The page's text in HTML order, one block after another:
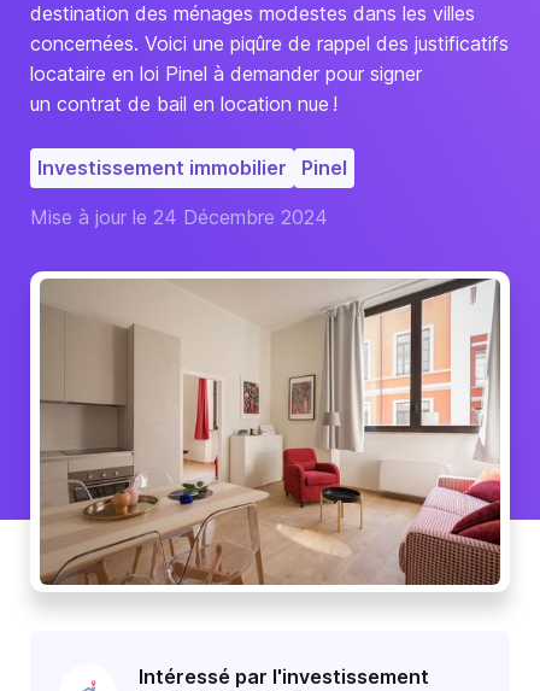
destination des ménages modestes dans les villes
concernées. Voici une piqûre de rappel des justificatifs
locataire en loi Pinel à demander pour signer
un contrat de bail en location nue !
Investissement immobilier Pinel
Mise à jour le 24 Décembre 2024
Intéressé par l'investissement